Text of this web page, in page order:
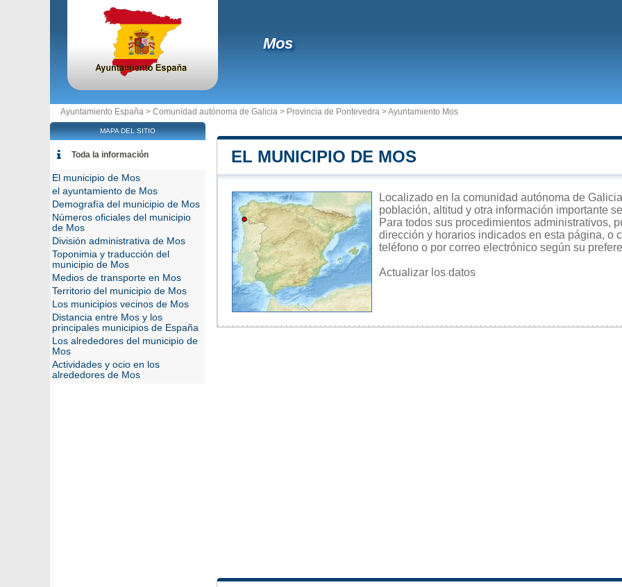
Mos
Ayuntamiento España > Comunidad autónoma de Galicia > Provincia de Pontevedra >Ayuntamiento Mos
EL MUNICIPIO DE MOS
Localizado en la comunidad autónoma de
población, altitud y otra información importante
Para todos sus procedimientos administrativos,
dirección y horarios indicados en esta página, o
teléfono o por correo electrónico según su
Actualizar los datos
MAPA DEL SITIO
Toda la información
El municipio de Mos
el ayuntamiento de Mos
Demografía del municipio de Mos
Números oficiales del municipio
de Mos
División administrativa de Mos
Toponimia y traducción del
municipio de Mos
Medios de transporte en Mos
Territorio del municipio de Mos
Los municipios vecinos de Mos
Distancia entre Mos y los
principales municipios de España
Los alrededores del municipio de
Mos
Actividades y ocio en los
alrededores de Mos